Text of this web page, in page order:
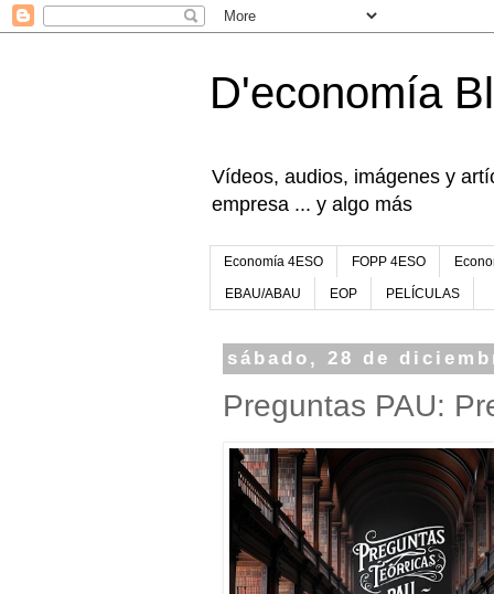
D'economía
Vídeos, audios, imágenes y
empresa ... y algo más
Economía 4ESO FOPP 4ESO
EBAU/ABAU EOP PELÍCULAS
sábado, 28 de
Preguntas PAU: